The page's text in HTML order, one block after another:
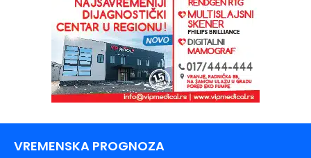
VREMENSKA PROGNOZA